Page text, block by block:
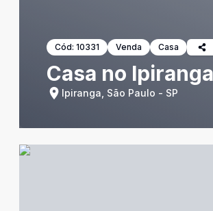
Cód: 10331 Venda Casa
Casa no
Ipiranga, São Paulo - SP